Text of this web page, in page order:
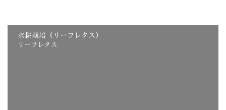
水耕栽培（リーフレタス）
リーフレタス